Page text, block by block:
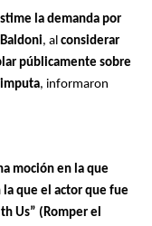
la demanda por
, al considerar
públicamente sobre
imputa, informaron
moción en la que
que el actor que fue
Us” (Romper el